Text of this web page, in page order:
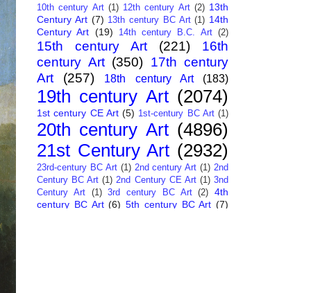
10th century Art (1) 12th century Art (2) 13th
Century Art (7) 13th century BC Art (1) 14th
Century Art (19) 14th century B.C. Art (2)
15th century Art (221)
16th
century Art (350) 17th century
Art
(257) 18th century Art (183)
19th century Art (2074)
1st century CE Art (5) 1st-century BC Art (1)
20th century Art (4896)
21st Century Art (2932)
23rd-century BC Art (1) 2nd century Art (1) 2nd
Century BC Art (1) 2nd Century CE Art (1) 3nd
Century Art
(1) 3rd century BC Art (2) 4th
century BC Art (6) 5th century BC Art (7)